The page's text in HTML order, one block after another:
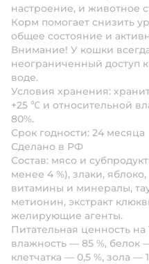
настроение, и животное
Корм помогает снизить
общее состояние и
Внимание! У кошки
неограниченный доступ
воде.
Условия хранения:
+25 ℃ и относительной
80%.
Срок годности: 24 месяца
Сделано в РФ
Состав: мясо и
менее 4 %), злаки,
витамины и минералы,
метионин, экстракт
желирующие агенты.
Питательная ценность
влажность — 85 %, белок
клетчатка — 0,5 %, зола —